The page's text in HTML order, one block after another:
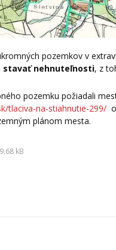
pozemkov v
stavať nehnuteľnosti, z
pozemku požiadali
tlaciva-na-stiahnutie-299/
plánom mesta.
kB